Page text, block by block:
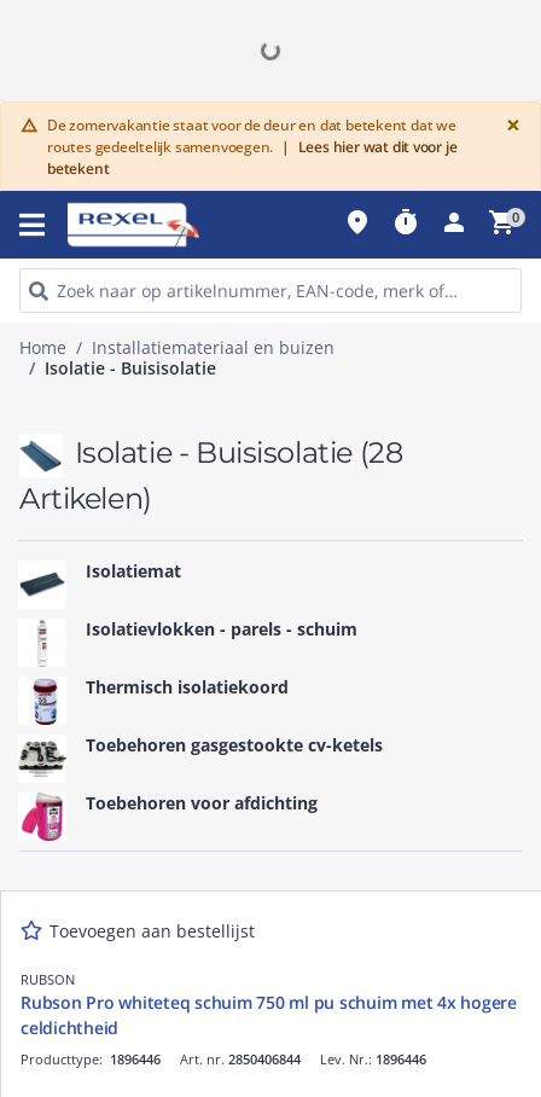
warning De zomervakantie staat voor de deur en dat betekent dat we
routes gedeeltelijk samenvoegen. |
Lees hier wat dit voor je
betekent
×
place timer person shopping_cart0
Home
Installatiemateriaal en buizen
Isolatie - Buisisolatie
Isolatie - Buisisolatie (28
Artikelen)
Isolatiemat
Isolatievlokken - parels - schuim
Thermisch isolatiekoord
Toebehoren gasgestookte cv-ketels
Toebehoren voor afdichting
Toevoegen aan bestellijst
RUBSON
Rubson Pro whiteteq schuim 750 ml pu schuim met 4x hogere
celdichtheid
Art. nr. 2850406844
Producttype: 1896446 Lev. Nr.: 1896446